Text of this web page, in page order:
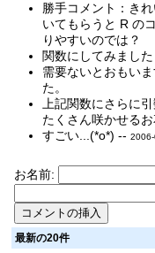
勝手コメント：き
いてもらうと R の
りやすいのでは？
関数にしてみまし
需要ないとおもい
た。
上記関数にさらに
たくさん咲かせる
すごい...(*o*) --
お名前:
最新の20件